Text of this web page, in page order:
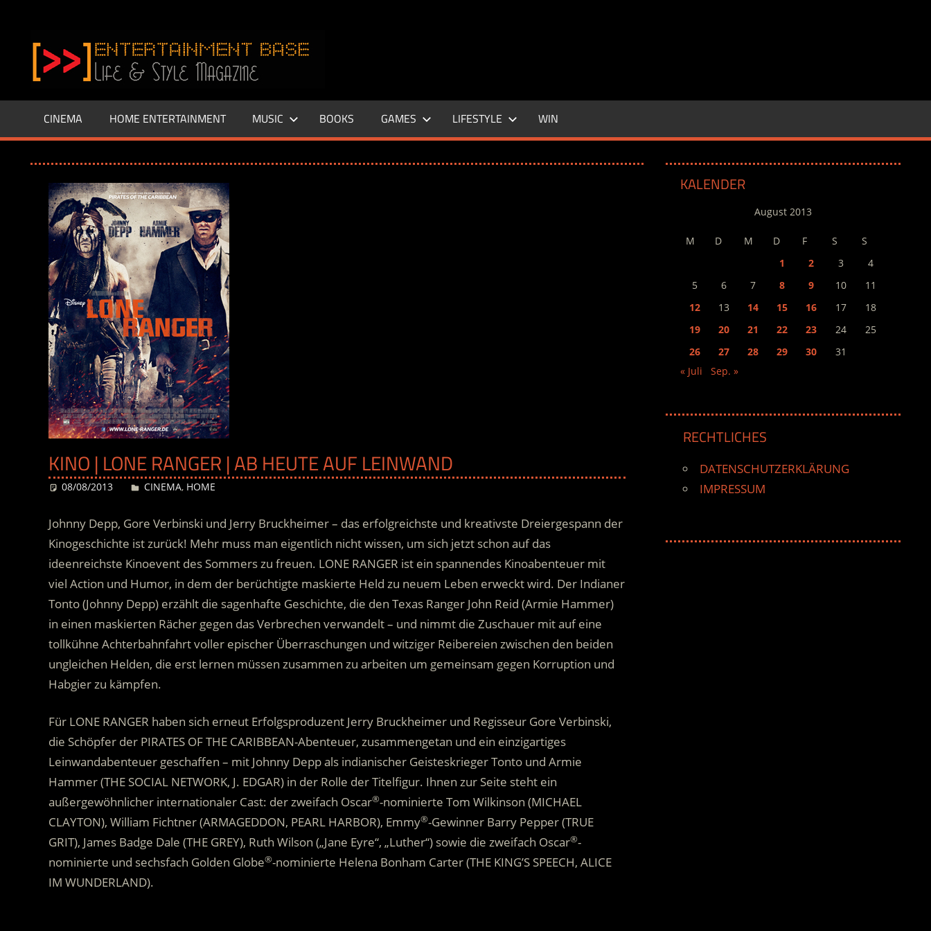
springen
–
LIFE
Base.de
CINEMA HOME ENTERTAINMENT MUSIC BOOKS GAMES LIFESTYLE WIN
KINO | LONE RANGER | AB HEUTE AUF LEINWAND
08/08/2013 Desiree
CINEMA, HOME
Johnny Depp, Gore Verbinski und Jerry Bruckheimer – das erfolgreichste und kreativste Dreiergespann der
Kinogeschichte ist zurück! Mehr muss man eigentlich nicht wissen, um sich jetzt schon auf das
ideenreichste Kinoevent des Sommers zu freuen. LONE RANGER ist ein spannendes Kinoabenteuer mit
viel Action und Humor, in dem der berüchtigte maskierte Held zu neuem Leben erweckt wird. Der Indianer
Tonto (Johnny Depp) erzählt die sagenhafte Geschichte, die den Texas Ranger John Reid (Armie Hammer)
in einen maskierten Rächer gegen das Verbrechen verwandelt – und nimmt die Zuschauer mit auf eine
tollkühne Achterbahnfahrt voller epischer Überraschungen und witziger Reibereien zwischen den beiden
ungleichen Helden, die erst lernen müssen zusammen zu arbeiten um gemeinsam gegen Korruption und
Habgier zu kämpfen.
Für LONE RANGER haben sich erneut Erfolgsproduzent Jerry Bruckheimer und Regisseur Gore Verbinski,
die Schöpfer der PIRATES OF THE CARIBBEAN-Abenteuer, zusammengetan und ein einzigartiges
Leinwandabenteuer geschaffen – mit Johnny Depp als indianischer Geisteskrieger Tonto und Armie
Hammer (THE SOCIAL NETWORK, J. EDGAR) in der Rolle der Titelfigur. Ihnen zur Seite steht ein
außergewöhnlicher internationaler Cast: der zweifach Oscar®-nominierte Tom Wilkinson (MICHAEL
CLAYTON), William Fichtner (ARMAGEDDON, PEARL HARBOR), Emmy®-Gewinner Barry Pepper (TRUE
GRIT), James Badge Dale (THE GREY), Ruth Wilson („Jane Eyre“, „Luther“) sowie die zweifach Oscar®-
nominierte und sechsfach Golden Globe®-nominierte Helena Bonham Carter (THE KING’S SPEECH, ALICE
IM WUNDERLAND).
KALENDER
August 2013
M D M D F S
S
1
2 3
4
5
6 7 8 9 10
11
12
13 14 15 16 17
18
19
20 21 22 23 24
25
26
27 28 29 30
31
« Juli
Sep. »
RECHTLICHES
DATENSCHUTZERKLÄRUNG
IMPRESSUM